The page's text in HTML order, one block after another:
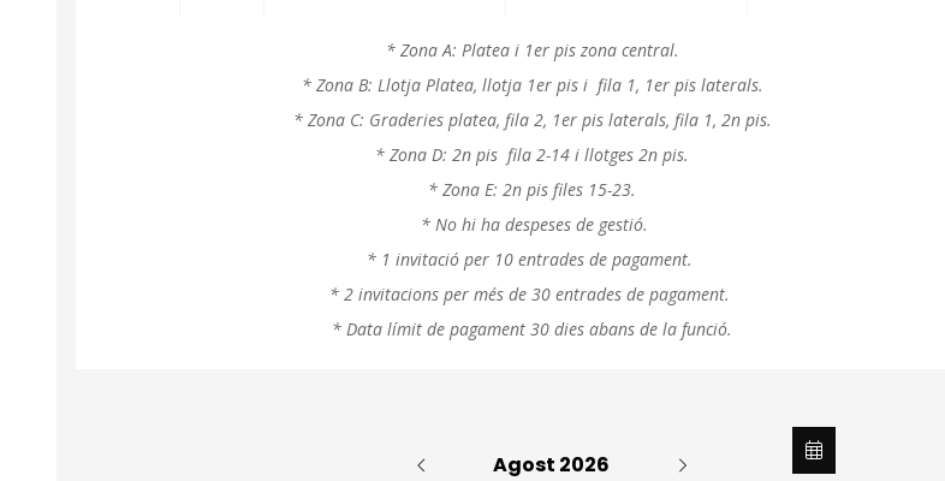
* Zona A: Platea i 1er pis zona central.
* Zona B: Llotja Platea, llotja 1er pis i fila 1, 1er pis laterals.
* Zona C: Graderies platea, fila 2, 1er pis laterals, fila 1, 2n pis.
* Zona D: 2n pis fila 2-14 i llotges 2n pis.
* Zona E: 2n pis files 15-23.
* No hi ha despeses de gestió.
* 1 invitació per 10 entrades de pagament.
* 2 invitacions per més de 30 entrades de pagament.
* Data límit de pagament 30 dies abans de la funció.
Agost 2026